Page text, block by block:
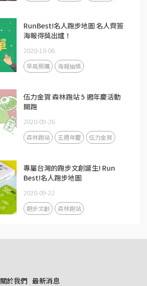
RunBest!名人跑步地圖 名人齊簽
海報得獎出爐！
2020-10-06
早鳥預購 海報抽獎
伍力金賀 森林跑站 5 週年慶活動
開跑
2020-09-26
森林跑站 五週年慶 伍力金賀
專屬台灣的跑步文創誕生! Run
Best!名人跑步地圖
2020-09-22
跑步文創 森林跑站
關於我們 最新消息